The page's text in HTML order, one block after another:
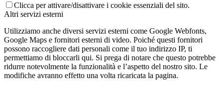
Clicca per attivare/disattivare i cookie essenziali del sito.
Altri servizi esterni
Utilizziamo anche diversi servizi esterni come Google Webfonts,
Google Maps e fornitori esterni di video. Poiché questi fornitori
possono raccogliere dati personali come il tuo indirizzo IP, ti
permettiamo di bloccarli qui. Si prega di notare che questo potrebbe
ridurre notevolmente la funzionalità e l’aspetto del nostro sito. Le
modifiche avranno effetto una volta ricaricata la pagina.